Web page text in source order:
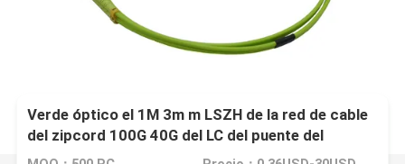
Verde óptico el 1M 3m m LSZH de la red de cable
del zipcord 100G 40G del LC del puente del
cordón de remiendo de Data Center OM5